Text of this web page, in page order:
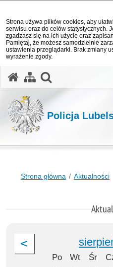
Strona używa plików cookies, aby
serwisu oraz do celów statystycznych.
zgadzasz się na ich użycie oraz
Pamiętaj, że możesz samodzielnie
ustawienia przeglądarki. Brak zmiany
wyrażenie zgody.
Policja
Strona główna Aktualności
Po Wt Śr